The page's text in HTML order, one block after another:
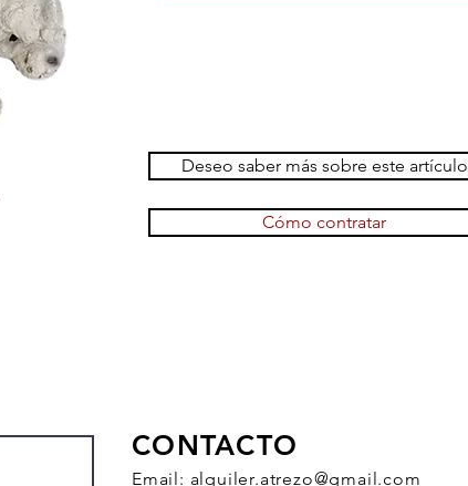
Deseo saber más sobre este artículo
Cómo contratar
CONTACTO
Email: alquiler.atrezo@gmail.com